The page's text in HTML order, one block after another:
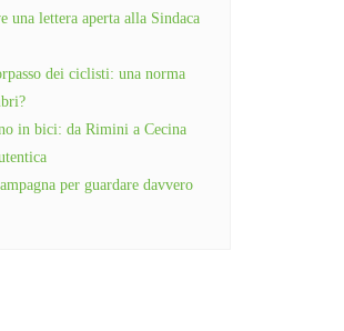
una lettera aperta alla Sindaca
dei ciclisti: una norma
in bici: da Rimini a Cecina
per guardare davvero